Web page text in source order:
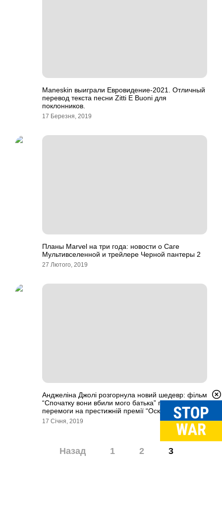
Maneskin выиграли Евровидение-2021. Отличный
перевод текста песни Zitti E Buoni для
поклонников.
17 Березня, 2019
Планы Marvel на три года: новости о Саге
Мультивселенной и трейлере Черной пантеры 2
27 Лютого, 2019
Анджеліна Джолі розгорнула новий шедевр: фільм
“Спочатку вони вбили мого батька” готовий до
перемоги на престижній премії “Оскар”.
17 Січня, 2019
Назад 1 2 3